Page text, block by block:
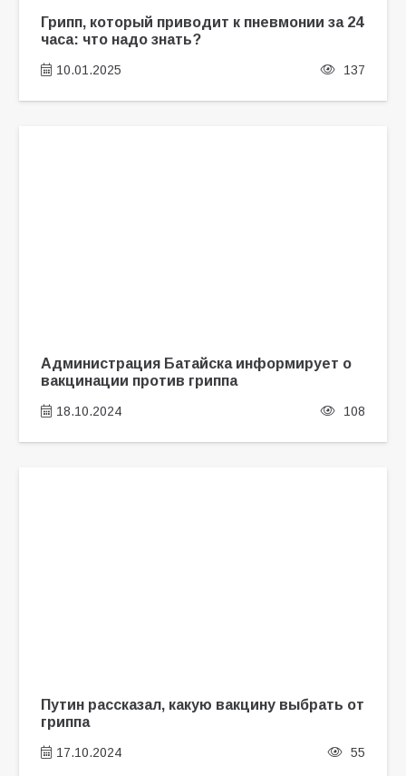
Грипп, который приводит к пневмонии за 24
часа: что надо знать?
10.01.2025 137
Администрация Батайска информирует о
вакцинации против гриппа
18.10.2024 108
Путин рассказал, какую вакцину выбрать от
гриппа
17.10.2024 55